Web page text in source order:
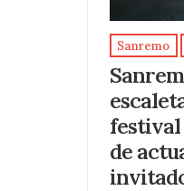
Sanremo
de